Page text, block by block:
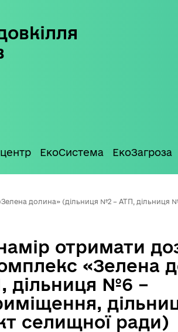
ЕкоСистема ЕкоЗагроза
долина» (дільниця №2 – АТП, дільниця
отримати
«Зелена
дільниця №6 –
селищної ради)